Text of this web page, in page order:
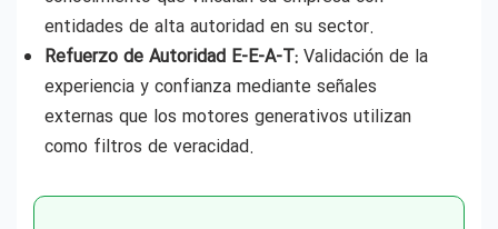
entidades de alta autoridad en su sector.
Refuerzo de Autoridad E-E-A-T: Validación de la
experiencia y confianza mediante señales
externas que los motores generativos utilizan
como filtros de veracidad.